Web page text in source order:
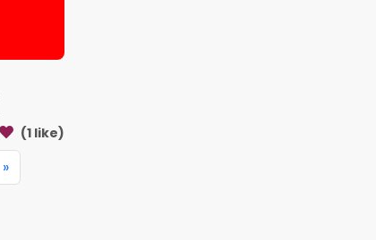
(1 like)
»